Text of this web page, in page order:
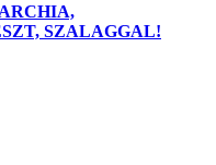
SZALAGGAL!